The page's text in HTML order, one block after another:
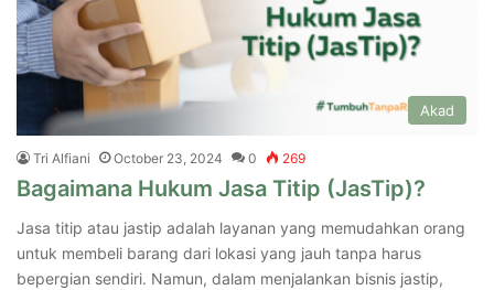
Akad
Tri Alfiani October 23, 2024 0 269
Bagaimana Hukum Jasa Titip (JasTip)?
Jasa titip atau jastip adalah layanan yang memudahkan orang
untuk membeli barang dari lokasi yang jauh tanpa harus
bepergian sendiri. Namun, dalam menjalankan bisnis jastip,